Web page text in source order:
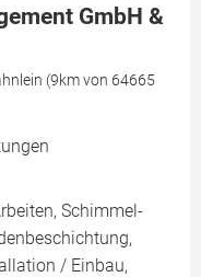
GmbH &
(9km von 64665
Schimmel-
/ Einbau,